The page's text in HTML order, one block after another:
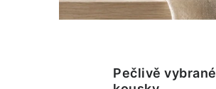
Pečlivě vybrané